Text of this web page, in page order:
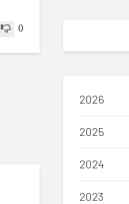
0
2026
2025
2024
2023